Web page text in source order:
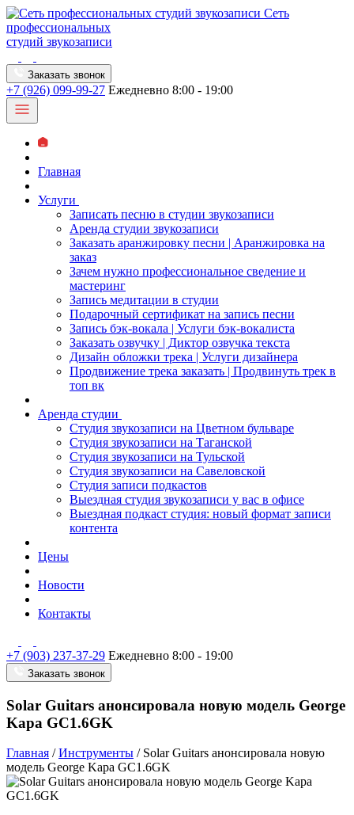
Сеть
профессиональных
студий звукозаписи
Заказать звонок
+7 (926) 099-99-27 Ежедневно 8:00 - 19:00
Главная
Услуги
Записать песню в студии звукозаписи
Аренда студии звукозаписи
Заказать аранжировку песни | Аранжировка на
заказ
Зачем нужно профессиональное сведение и
мастеринг
Запись медитации в студии
Подарочный сертификат на запись песни
Запись бэк-вокала | Услуги бэк-вокалиста
Заказать озвучку | Диктор озвучка текста
Дизайн обложки трека | Услуги дизайнера
Продвижение трека заказать | Продвинуть трек в
топ вк
Аренда студии
Студия звукозаписи на Цветном бульваре
Студия звукозаписи на Таганской
Студия звукозаписи на Тульской
Студия звукозаписи на Савеловской
Студия записи подкастов
Выездная студия звукозаписи у вас в офисе
Выездная подкаст студия: новый формат записи
контента
Цены
Новости
Контакты
+7 (903) 237-37-29 Ежедневно 8:00 - 19:00
Заказать звонок
Solar Guitars анонсировала новую модель George
Kapa GC1.6GK
Главная /Инструменты / Solar Guitars анонсировала новую
модель George Kapa GC1.6GK